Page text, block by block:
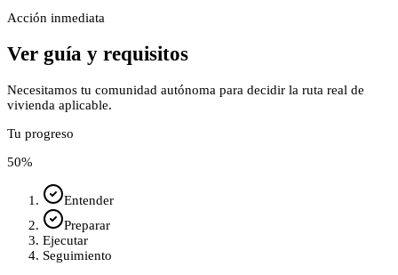
Acción inmediata
Ver guía y requisitos
Necesitamos tu comunidad autónoma para decidir la ruta real de
vivienda aplicable.
Tu progreso
50%
Entender
Preparar
Ejecutar
Seguimiento